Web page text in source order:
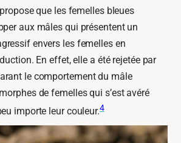
que les femelles bleues
aux mâles qui présentent un
envers les femelles en
En effet, elle a été rejetée par
le comportement du mâle
de femelles qui s’est avéré
importe leur couleur.4